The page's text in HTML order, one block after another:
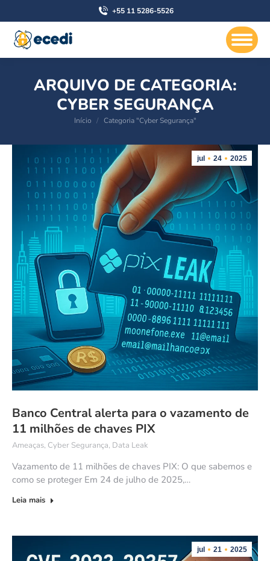
+55 11 5286-5526
ARQUIVO DE CATEGORIA:
CYBER SEGURANÇA
Você está aqui:
Início Categoria "Cyber Segurança"
jul 24 2025
Banco Central alerta para o vazamento de
11 milhões de chaves PIX
Ameaças, Cyber Segurança, Data Leak
Vazamento de 11 milhões de chaves PIX: O que sabemos e
como se proteger Em 24 de julho de 2025,…
Leia mais
jul 21 2025